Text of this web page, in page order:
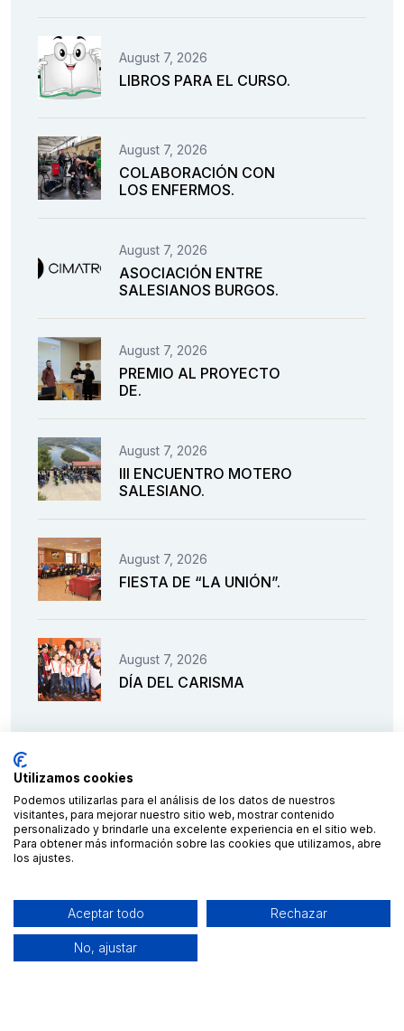
August 7, 2026
LIBROS PARA EL CURSO.
August 7, 2026
COLABORACIÓN CON
LOS ENFERMOS.
August 7, 2026
ASOCIACIÓN ENTRE
SALESIANOS BURGOS.
August 7, 2026
PREMIO AL PROYECTO
DE.
August 7, 2026
III ENCUENTRO MOTERO
SALESIANO.
August 7, 2026
FIESTA DE “LA UNIÓN”.
August 7, 2026
DÍA DEL CARISMA
2023 © C.E.S. Salesianosdiseño y desarrollo por
Utilizamos cookies
Podemos utilizarlas para el análisis de los datos de nuestros
visitantes, para mejorar nuestro sitio web, mostrar contenido
personalizado y brindarle una excelente experiencia en el sitio web.
Para obtener más información sobre las cookies que utilizamos, abre
los ajustes.
Aceptar todo Rechazar
No, ajustar